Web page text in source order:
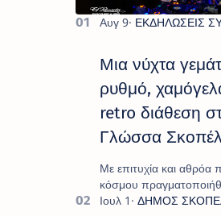
Μια νύχτα
ρυθμό,
retro διάθεση
Γλώσσα
Με επιτυχία και αθρόα
κόσμου
Σάββατο 8 Αυγούστου